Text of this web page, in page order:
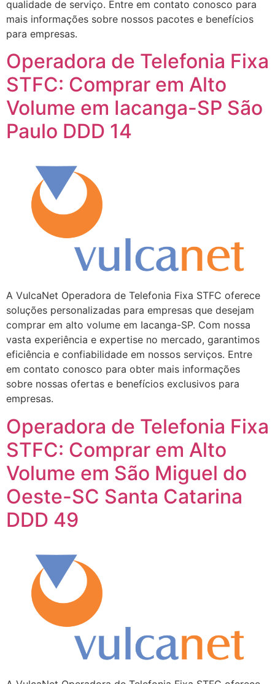
qualidade de serviço. Entre em contato conosco para
mais informações sobre nossos pacotes e benefícios
para empresas.
Operadora de Telefonia Fixa
STFC: Comprar em Alto
Volume em Iacanga-SP São
Paulo DDD 14
A VulcaNet Operadora de Telefonia Fixa STFC oferece
soluções personalizadas para empresas que desejam
comprar em alto volume em Iacanga-SP. Com nossa
vasta experiência e expertise no mercado, garantimos
eficiência e confiabilidade em nossos serviços. Entre
em contato conosco para obter mais informações
sobre nossas ofertas e benefícios exclusivos para
empresas.
Operadora de Telefonia Fixa
STFC: Comprar em Alto
Volume em São Miguel do
Oeste-SC Santa Catarina
DDD 49